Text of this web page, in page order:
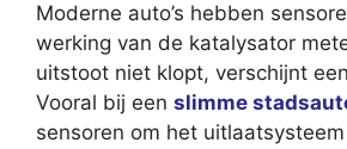
Moderne auto’s hebben
werking van de katalysator
uitstoot niet klopt, verschijnt
Vooral bij een slimme
sensoren om het